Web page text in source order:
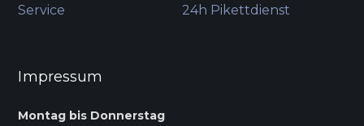
Service
24h Pikettdienst
Impressum
Montag bis Donnerstag